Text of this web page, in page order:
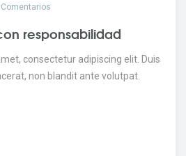
Comentarios
responsabilidad
consectetur adipiscing elit. Duis
non blandit ante volutpat.